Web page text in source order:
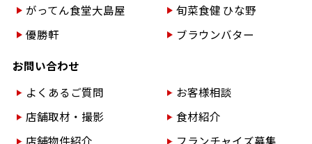
がってん食堂大島屋
旬菜食健 ひな野
優勝軒
ブラウンバター
お問い合わせ
よくあるご質問
お客様相談
店舗取材・撮影
食材紹介
店舗物件紹介
フランチャイズ募集